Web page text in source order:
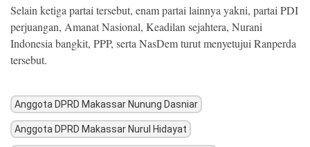
Selain ketiga partai tersebut, enam partai lainnya yakni, partai PDI
perjuangan, Amanat Nasional, Keadilan sejahtera, Nurani
Indonesia bangkit, PPP, serta NasDem turut menyetujui Ranperda
tersebut.
Anggota DPRD Makassar Nunung Dasniar
Anggota DPRD Makassar Nurul Hidayat